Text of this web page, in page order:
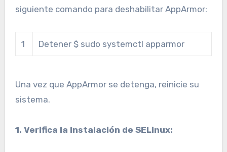
siguiente comando para deshabilitar AppArmor:
1 Detener $ sudo systemctl apparmor
Una vez que AppArmor se detenga, reinicie su
sistema.
1. Verifica la Instalación de SELinux: